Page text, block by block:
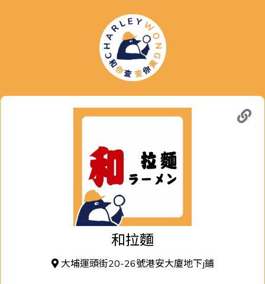
和拉麵
大埔運頭街20-26號港安大廈地下j鋪